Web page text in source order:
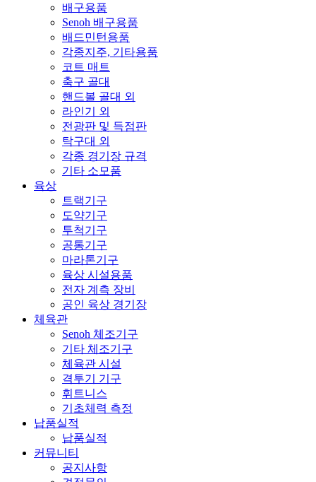
배구용품
Senoh 배구용품
배드민턴용품
각종지주, 기타용품
코트 매트
축구 골대
핸드볼 골대 외
라인기 외
전광판 및 득점판
탁구대 외
각종 경기장 규격
기타 소모품
육상
트랙기구
도약기구
투척기구
공통기구
마라톤기구
육상 시설용품
전자 계측 장비
공인 육상 경기장
체육관
Senoh 체조기구
기타 체조기구
체육관 시설
격투기 기구
휘트니스
기초체력 측정
납품실적
납품실적
커뮤니티
공지사항